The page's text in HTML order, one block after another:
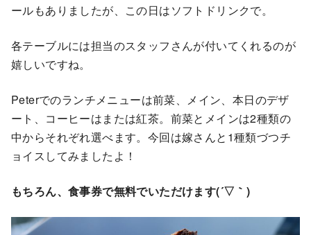
ールもありましたが、この日はソフトドリンクで。
各テーブルには担当のスタッフさんが付いてくれるのが
嬉しいですね。
Peterでのランチメニューは前菜、メイン、本日のデザ
ート、コーヒーはまたは紅茶。前菜とメインは2種類の
中からそれぞれ選べます。今回は嫁さんと1種類づつチ
ョイスしてみましたよ！
もちろん、食事券で無料でいただけます(´▽｀)